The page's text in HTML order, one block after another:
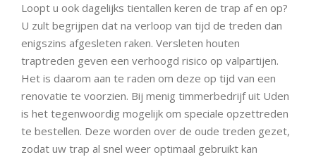
Loopt u ook dagelijks tientallen keren de trap af en op?
U zult begrijpen dat na verloop van tijd de treden dan
enigszins afgesleten raken. Versleten houten
traptreden geven een verhoogd risico op valpartijen.
Het is daarom aan te raden om deze op tijd van een
renovatie te voorzien. Bij menig timmerbedrijf uit Uden
is het tegenwoordig mogelijk om speciale opzettreden
te bestellen. Deze worden over de oude treden gezet,
zodat uw trap al snel weer optimaal gebruikt kan